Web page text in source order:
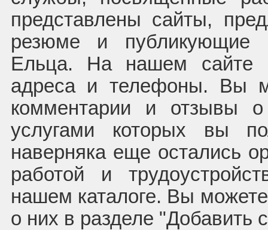
представлены сайты,
резюме и публикующие
Ельца. На нашем сайте
адреса и телефоны. Вы
комментарии и отзывы о
услугами которых вы
наверняка еще остались
работой и
нашем каталоге. Вы
о них в разделе "Добавить